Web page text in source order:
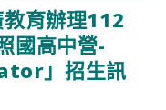
育辦理112
國高中營-
」招生訊